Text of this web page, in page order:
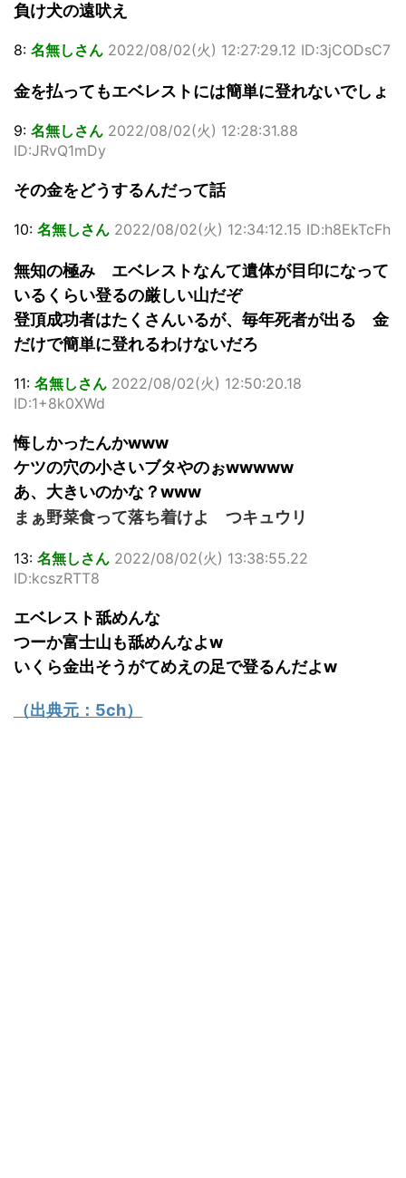
負け犬の遠吠え
8: 名無しさん 2022/08/02(火) 12:27:29.12 ID:3jCODsC7
金を払ってもエベレストには簡単に登れないでしょ
9: 名無しさん 2022/08/02(火) 12:28:31.88
ID:JRvQ1mDy
その金をどうするんだって話
10: 名無しさん 2022/08/02(火) 12:34:12.15 ID:h8EkTcFh
無知の極み エベレストなんて遺体が目印になって
いるくらい登るの厳しい山だぞ
登頂成功者はたくさんいるが、毎年死者が出る 金
だけで簡単に登れるわけないだろ
11: 名無しさん 2022/08/02(火) 12:50:20.18
ID:1+8k0XWd
悔しかったんかwww
ケツの穴の小さいブタやのぉwwwww
あ、大きいのかな？www
まぁ野菜食って落ち着けよ つキュウリ
13: 名無しさん 2022/08/02(火) 13:38:55.22
ID:kcszRTT8
エベレスト舐めんな
つーか富士山も舐めんなよw
いくら金出そうがてめえの足で登るんだよw
（出典元： 5ch）